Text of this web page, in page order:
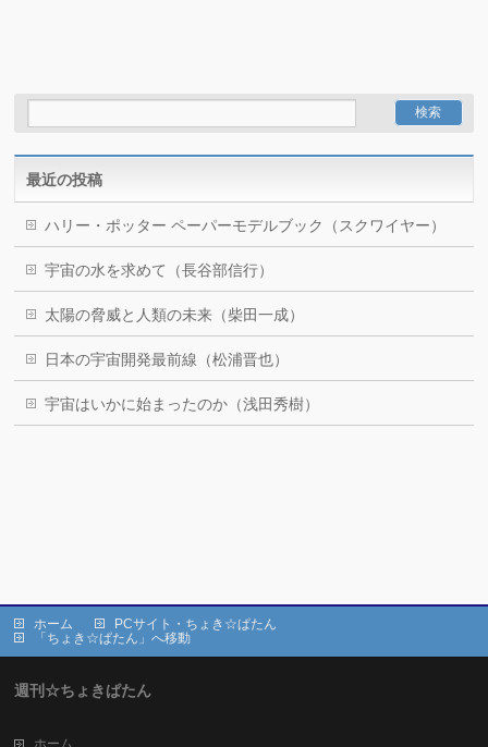
最近の投稿
ハリー・ポッター ペーパーモデルブック（スクワイヤー）
宇宙の水を求めて（長谷部信行）
太陽の脅威と人類の未来（柴田一成）
日本の宇宙開発最前線（松浦晋也）
宇宙はいかに始まったのか（浅田秀樹）
ホーム
PCサイト・ちょき☆ぱたん
「ちょき☆ぱたん」へ移動
週刊☆ちょきぱたん
ホーム